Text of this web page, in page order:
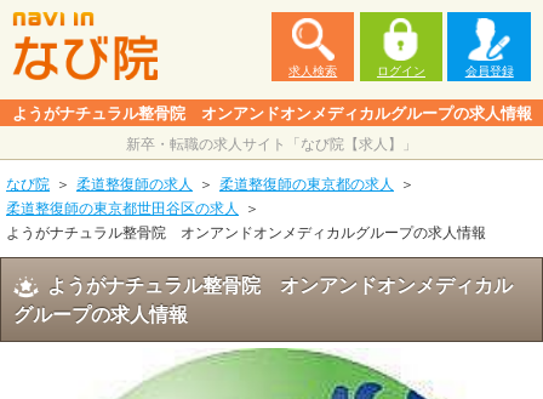
求人検索 ログイン 会員登録
ようがナチュラル整骨院 オンアンドオンメディカルグループの求人情報
新卒・転職の求人サイト「なび院【求人】」
なび院
柔道整復師の求人
柔道整復師の東京都の求人
柔道整復師の東京都世田谷区の求人
ようがナチュラル整骨院 オンアンドオンメディカルグループの求人情報
ようがナチュラル整骨院 オンアンドオンメディカル
グループの求人情報